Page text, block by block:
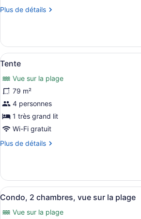
chambre :
très
grand
lit,
vue
sur
la
plage
Plus de détails
Plus
Condo,
très
lit,
vue
sur
la
plage
Afficher
toutes
les
photos
pour
ce
type
chambre :
Un salon
13
Tente
Vue sur la plage
79 m²
4 personnes
1 très grand lit
Wi-Fi gratuit
Plus de détails
Plus
Tente
Afficher
toutes
les
Une
11
Condo, 2 chambres, vue sur la plage
Vue sur la plage